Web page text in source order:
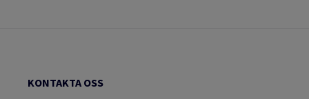
KONTAKTA OSS